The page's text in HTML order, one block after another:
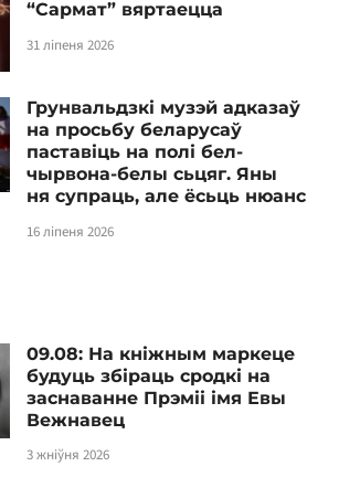
“Сармат” вяртаецца
31 ліпеня 2026
Грунвальдзкі музэй адказаў
на просьбу беларусаў
паставіць на полі бел-
чырвона-белы сьцяг. Яны
ня супраць, але ёсьць нюанс
16 ліпеня 2026
09.08: На кніжным маркеце
будуць збіраць сродкі на
заснаванне Прэміі імя Евы
Вежнавец
3 жніўня 2026